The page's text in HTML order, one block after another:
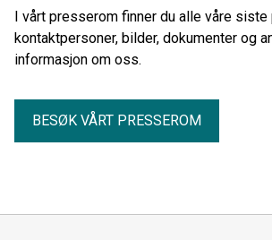
I vårt presserom finner du alle våre
kontaktpersoner, bilder, dokumenter og
informasjon om oss.
BESØK VÅRT PRESSEROM